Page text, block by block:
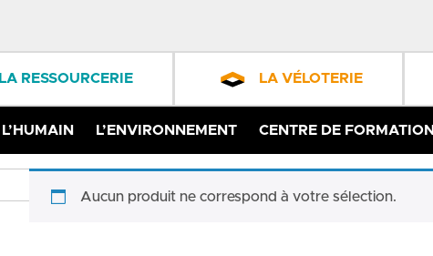
LA RESSOURCERIE LA VÉLOTERIE
L’HUMAIN L’ENVIRONNEMENT CENTRE DE FORMATION
Aucun produit ne correspond à votre sélection.